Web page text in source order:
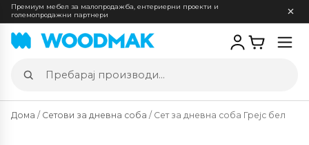
Премиум мебел за малопродажба, ентериерни проекти и
големопродажни партнери
Пребарај
производи
Дома / Сетови за дневна соба / Сет за дневна соба Грејс бел